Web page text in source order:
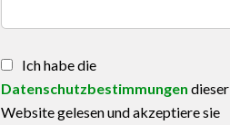
Ich habe die
Datenschutzbestimmungen dieser
Website gelesen und akzeptiere sie